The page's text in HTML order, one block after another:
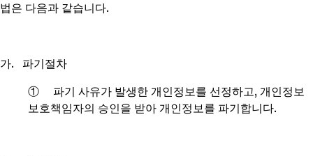
법은 다음과 같습니다.
가. 파기절차
① 파기 사유가 발생한 개인정보를 선정하고, 개인정보
보호책임자의 승인을 받아 개인정보를 파기합니다.